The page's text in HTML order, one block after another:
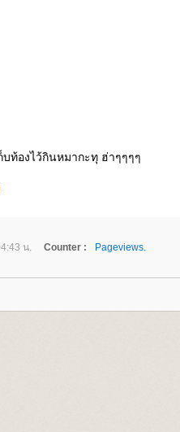
บท้องไว้กินหมากะทุ ฮ่าๆๆๆๆ
น. Counter :
Pageviews.